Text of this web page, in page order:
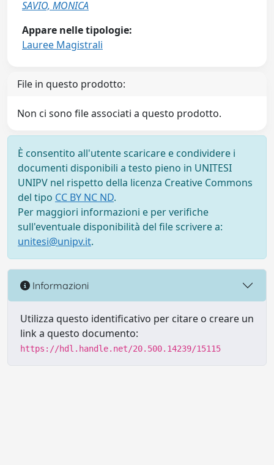
SAVIO, MONICA
Appare nelle tipologie:
Lauree Magistrali
File in questo prodotto:
Non ci sono file associati a questo prodotto.
È consentito all'utente scaricare e condividere i
documenti disponibili a testo pieno in UNITESI
UNIPV nel rispetto della licenza Creative Commons
del tipo CC BY NC ND.
Per maggiori informazioni e per verifiche
sull'eventuale disponibilità del file scrivere a:
unitesi@unipv.it.
Informazioni
Utilizza questo identificativo per citare o creare un
link a questo documento:
https://hdl.handle.net/20.500.14239/15115